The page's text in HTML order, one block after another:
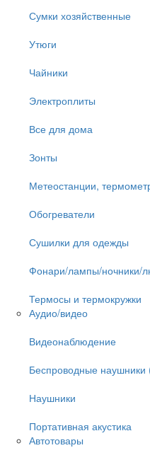
Сумки хозяйственные
Утюги
Чайники
Электроплиты
Все для дома
Зонты
Метеостанции,
Обогреватели
Сушилки для одежды
Фонари/лампы/ночники/
Термосы и термокружки
Аудио/видео
Видеонаблюдение
Беспроводные наушники
Наушники
Портативная акустика
Автотовары